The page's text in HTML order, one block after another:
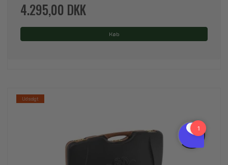
4.295,00 DKK
Køb
Udsolgt